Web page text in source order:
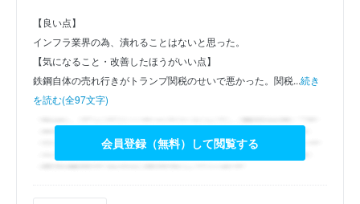
【良い点】
インフラ業界の為、潰れることはないと思った。
【気になること・改善したほうがいい点】
鉄鋼自体の売れ行きがトランプ関税のせいで悪かった。関税...続き
を読む(全97文字)
会員登録（無料）して閲覧する